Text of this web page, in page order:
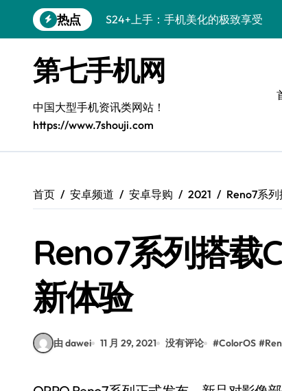
到
热点
S24+上手：手机美化的极致享受
A56 5G惊艳登场，三星新风尚来了！
三星S26上手：3招秒变个性手机
S25美化秘籍：个性定制，炫酷随行
Galaxy C55 5G潮定新玩法
Galaxy Z Flip6：折叠间，尽享潮流
Galaxy S25+闪亮登场，这样美到夺
S25 Ultra颜值炸裂！定制主题潮到没
第七手机网
中国大型手机资讯类网站！
https://www.7shouji.com
首页 安卓频道 安卓导购 2021 Reno7系
Reno7系列搭载
新体验
由 dawei 11 月 29, 2021 没有评论 #ColorOS #